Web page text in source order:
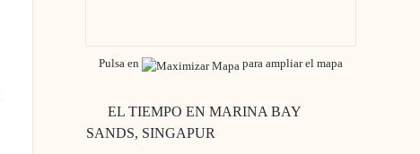
Pulsa en para ampliar el mapa
EL TIEMPO EN MARINA BAY
SANDS, SINGAPUR